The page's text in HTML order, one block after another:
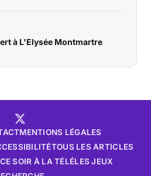
à L'Elysée Montmartre
MENTIONS LÉGALES
TOUS LES ARTICLES
CE SOIR À LA TÉLÉLES JEUX